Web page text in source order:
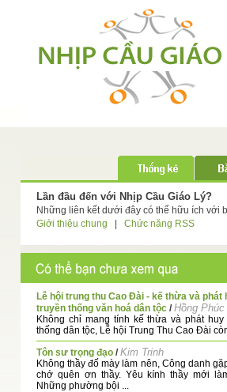
Lần đầu đến với Nhịp Cầu Giáo Lý?
Những liên kết dưới đây có thể hữu ích với
Giới thiệu chung
Chức năng RSS
Lễ hội trung thu Cao Đài - kế thừa và phát
truyền thống văn hoá dân tộc /Hồng Phúc
Không chỉ mang tính kế thừa và phát huy
thống dân tộc, Lễ hội Trung Thu Cao Đài
Tôn sư trọng đạo /Kim Trinh
Không thầy đố mày làm nên, Công danh
chớ quên ơn thầy. Yêu kính thầy mới
Những phường bội ...